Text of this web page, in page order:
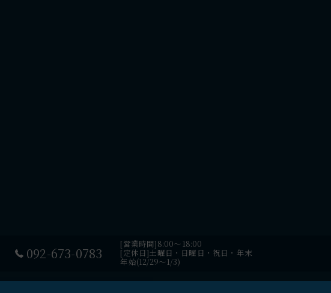
092-673-0783
[営業時間]8:00～18:00
[定休日]土曜日・日曜日・祝日・年末
年始(12/29～1/3)